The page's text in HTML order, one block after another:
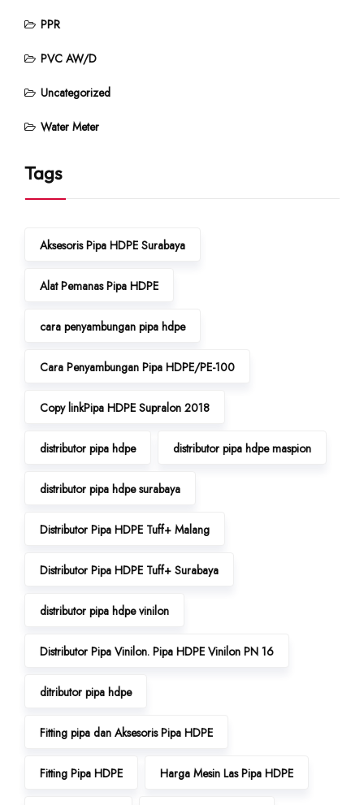
PPR
PVC AW/D
Uncategorized
Water Meter
Tags
Aksesoris Pipa HDPE Surabaya
Alat Pemanas Pipa HDPE
cara penyambungan pipa hdpe
Cara Penyambungan Pipa HDPE/PE-100
Copy linkPipa HDPE Supralon 2018
distributor pipa hdpe distributor pipa hdpe maspion
distributor pipa hdpe surabaya
Distributor Pipa HDPE Tuff+ Malang
Distributor Pipa HDPE Tuff+ Surabaya
distributor pipa hdpe vinilon
Distributor Pipa Vinilon. Pipa HDPE Vinilon PN 16
ditributor pipa hdpe
Fitting pipa dan Aksesoris Pipa HDPE
Fitting Pipa HDPE Harga Mesin Las Pipa HDPE